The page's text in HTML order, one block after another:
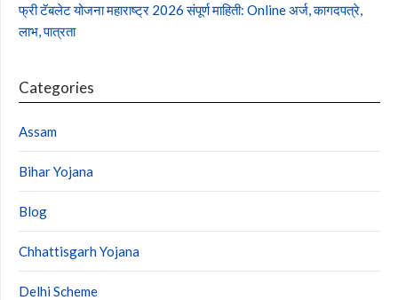
फ्री टॅबलेट योजना महाराष्ट्र 2026 संपूर्ण माहिती: Online अर्ज, कागदपत्रे,
लाभ, पात्रता
Categories
Assam
Bihar Yojana
Blog
Chhattisgarh Yojana
Delhi Scheme